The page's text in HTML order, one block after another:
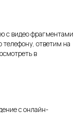
с видео фрагментами
телефону, ответим на
в
с онлайн-